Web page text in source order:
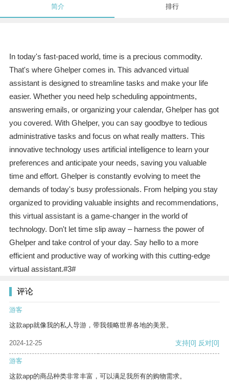
简介 排行
In today's fast-paced world, time is a precious commodity.
That's where Ghelper comes in. This advanced virtual
assistant is designed to streamline tasks and make your life
easier. Whether you need help scheduling appointments,
answering emails, or organizing your calendar, Ghelper has got
you covered. With Ghelper, you can say goodbye to tedious
administrative tasks and focus on what really matters. This
innovative technology uses artificial intelligence to learn your
preferences and anticipate your needs, saving you valuable
time and effort. Ghelper is constantly evolving to meet the
demands of today's busy professionals. From helping you stay
organized to providing valuable insights and recommendations,
this virtual assistant is a game-changer in the world of
technology. Don't let time slip away – harness the power of
Ghelper and take control of your day. Say hello to a more
efficient and productive way of working with this cutting-edge
virtual assistant.#3#
评论
游客
这款app就像我的私人导游，带我领略世界各地的美景。
2024-12-25 支持[0] 反对[0]
游客
这款app的商品种类非常丰富，可以满足我所有的购物需求。